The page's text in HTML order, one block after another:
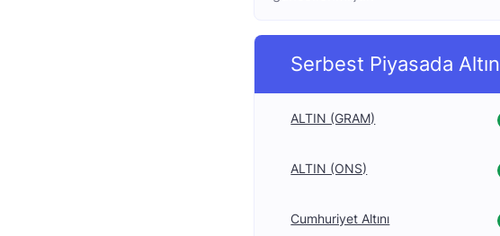
Serbest Piyasada Altın
ALTIN (GRAM)
ALTIN (ONS)
Cumhuriyet Altını